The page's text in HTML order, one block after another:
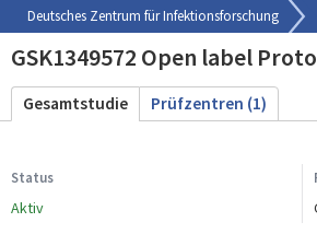
Deutsches Zentrum für Infektionsforschung
GSK1349572 Open label
Gesamtstudie Prüfzentren (1)
Status
Aktiv